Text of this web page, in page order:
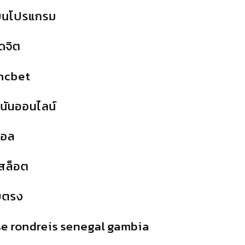
โปรแกรม
จิต
นออนไลน์
ล
ล็อต
รง
rondreis senegal gambia